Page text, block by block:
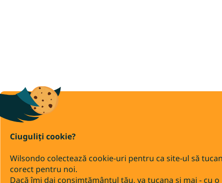
Ciuguliți cookie?
Wilsondo colectează cookie-uri pentru ca site-ul să
corect pentru noi.
Dacă îmi dai consimțământul tău, va tucana și mai - cu o